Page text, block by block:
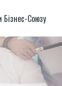
Бізнес-Союзу